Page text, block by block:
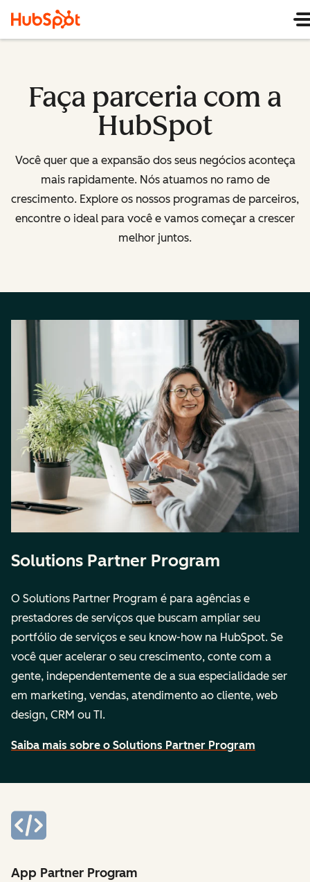
Faça parceria com a
HubSpot
Você quer que a expansão dos seus negócios aconteça
mais rapidamente. Nós atuamos no ramo de
crescimento. Explore os nossos programas de parceiros,
encontre o ideal para você e vamos começar a crescer
melhor juntos.
Solutions Partner Program
O Solutions Partner Program é para agências e
prestadores de serviços que buscam ampliar seu
portfólio de serviços e seu know-how na HubSpot. Se
você quer acelerar o seu crescimento, conte com a
gente, independentemente de a sua especialidade ser
em marketing, vendas, atendimento ao cliente, web
design, CRM ou TI.
Saiba mais sobre o Solutions Partner Program
App Partner Program